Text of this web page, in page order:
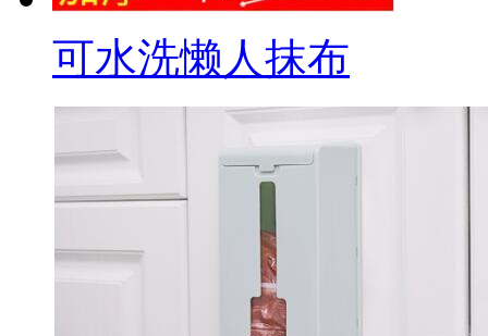
可水洗懒人抹布